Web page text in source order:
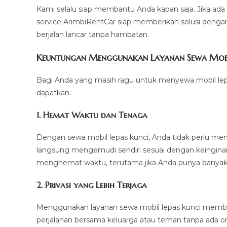
Kami selalu siap membantu Anda kapan saja. Jika
service ArimbiRentCar siap memberikan solusi
berjalan lancar tanpa hambatan.
Keuntungan Menggunakan Layanan Sewa
Bagi Anda yang masih ragu untuk menyewa mobil
dapatkan:
1.Hemat Waktu dan Tenaga
Dengan sewa mobil lepas kunci, Anda tidak perlu
langsung mengemudi sendiri sesuai dengan
menghemat waktu, terutama jika Anda punya
2.Privasi yang Lebih Terjaga
Menggunakan layanan sewa mobil lepas kunci
perjalanan bersama keluarga atau teman tanpa ada